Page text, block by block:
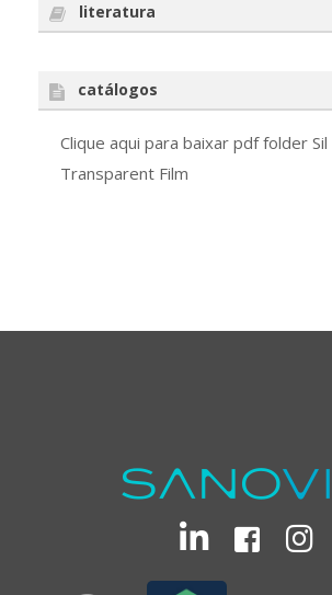
literatura
catálogos
Clique aqui para baixar pdf folder Sil
Transparent Film